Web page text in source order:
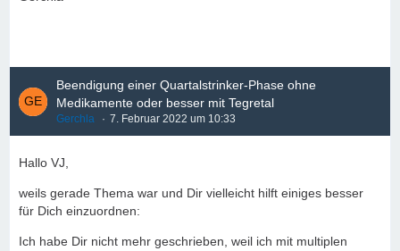
Beendigung einer Quartalstrinker-Phase ohne
Medikamente oder besser mit Tegretal
Gerchla 7. Februar 2022 um 10:33
Hallo VJ,
weils gerade Thema war und Dir vielleicht hilft einiges besser
für Dich einzuordnen:
Ich habe Dir nicht mehr geschrieben, weil ich mit multiplen